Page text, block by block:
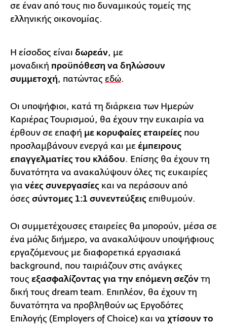
σε έναν από τους πιο δυναμικούς τομείς της
ελληνικής οικονομίας.
Η είσοδος είναι δωρεάν, με
μοναδική προϋπόθεση να δηλώσουν
συμμετοχή, πατώντας εδώ.
Οι υποψήφιοι, κατά τη διάρκεια των Ημερών
Καριέρας Τουρισμού, θα έχουν την ευκαιρία να
έρθουν σε επαφή με κορυφαίες εταιρείες που
προσλαμβάνουν ενεργά και με έμπειρους
επαγγελματίες του κλάδου. Επίσης θα έχουν τη
δυνατότητα να ανακαλύψουν όλες τις ευκαιρίες
για νέες συνεργασίες και να περάσουν από
όσες σύντομες 1:1 συνεντεύξεις επιθυμούν.
Οι συμμετέχουσες εταιρείες θα μπορούν, μέσα σε
ένα μόλις διήμερο, να ανακαλύψουν υποψήφιους
εργαζόμενους με διαφορετικά εργασιακά
background, που ταιριάζουν στις ανάγκες
τους εξασφαλίζοντας για την επόμενη σεζόν τη
δική τους dream team. Επιπλέον, θα έχουν τη
δυνατότητα να προβληθούν ως Εργοδότες
Επιλογής (Employers of Choice) και να χτίσουν το